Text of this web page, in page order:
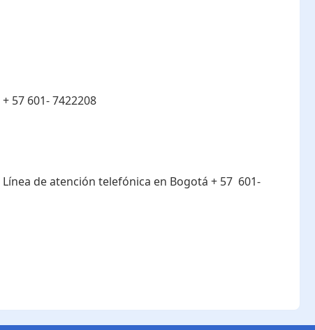
+ 57 601- 7422208
Línea de atención telefónica en Bogotá ​+ 57 601-